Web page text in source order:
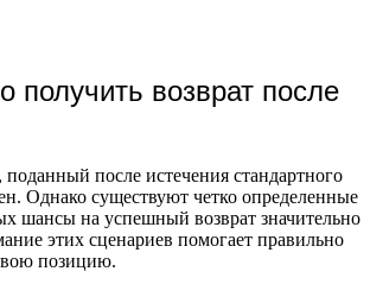
получить возврат после
после истечения стандартного
Однако существуют четко определенные
шансы на успешный возврат значительно
этих сценариев помогает правильно
позицию.